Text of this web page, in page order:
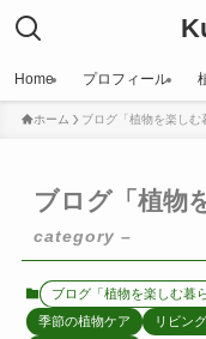
Home プロフィール
ホーム ブログ「植物を楽しむ
ブログ「植物
category –
ブログ「植物を楽しむ暮
季節の植物ケア
リビン